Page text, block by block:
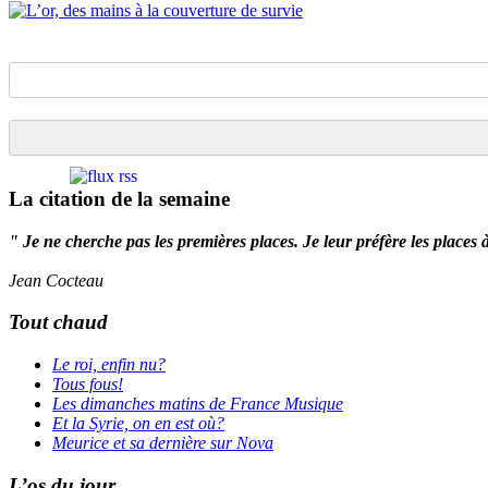
La citation de la semaine
" Je ne cherche pas les premières places. Je leur préfère les places
Jean Cocteau
Tout chaud
Le roi, enfin nu?
Tous fous!
Les dimanches matins de France Musique
Et la Syrie, on en est où?
Meurice et sa dernière sur Nova